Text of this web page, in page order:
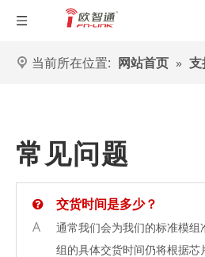
当前所在位置: 网站首页 » 支
常见问题
交货时间是多少？
A
通常我们会为我们的标准模
组的具体交货时间仍将根据芯